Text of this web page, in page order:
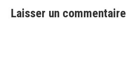
Laisser un commentaire